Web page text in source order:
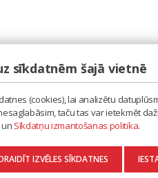
MŪZIKU
IZMANTOŠANAS POLITIKA
APSTRĀDE
sīkdatnēm šajā vietnē
(cookies), lai analizētu
taču tas var ietekmēt
un Sīkdatņu izmantošanas politika.
IZVĒLES SĪKDATNES